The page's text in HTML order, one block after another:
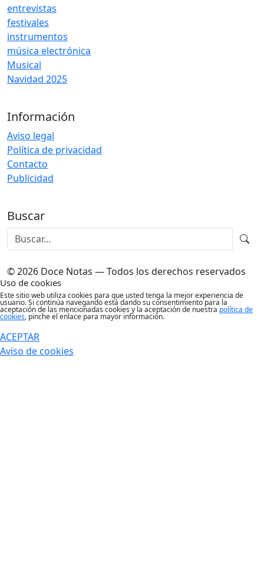
entrevistas
festivales
instrumentos
música electrónica
Musical
Navidad 2025
Información
Aviso legal
Política de privacidad
Contacto
Publicidad
Buscar
© 2026 Doce Notas — Todos los derechos reservados
Uso de cookies
Este sitio web utiliza cookies para que usted tenga la mejor experiencia de
usuario. Si continúa navegando está dando su consentimiento para la
aceptación de las mencionadas cookies y la aceptación de nuestra política de
cookies, pinche el enlace para mayor información.
ACEPTAR
Aviso de cookies